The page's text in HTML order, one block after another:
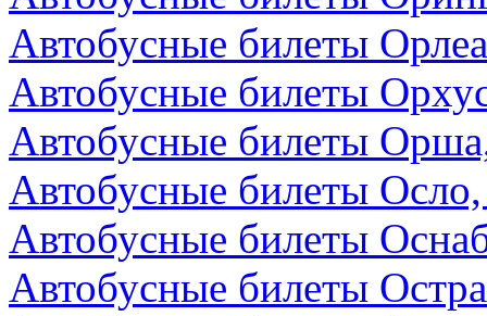
Автобусные билеты
Автобусные билеты
Автобусные билеты
Автобусные билеты
Автобусные билеты
Автобусные билеты